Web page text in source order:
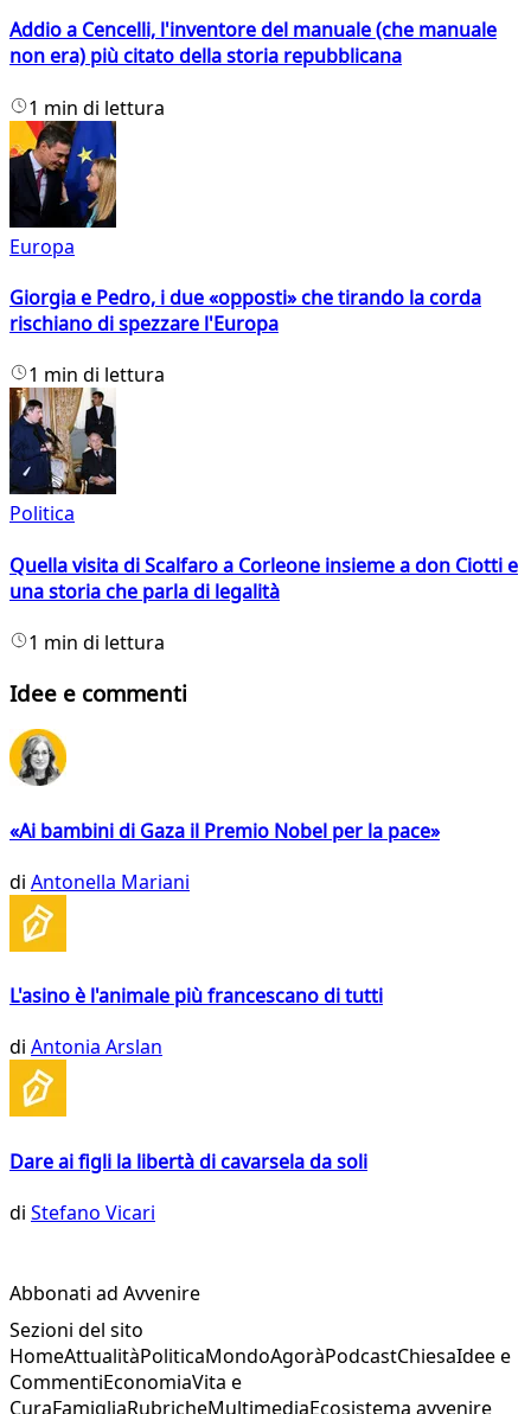
Addio a Cencelli, l'inventore del manuale (che manuale
non era) più citato della storia repubblicana
1 min di lettura
Europa
Giorgia e Pedro, i due «opposti» che tirando la corda
rischiano di spezzare l'Europa
1 min di lettura
Politica
Quella visita di Scalfaro a Corleone insieme a don Ciotti e
una storia che parla di legalità
1 min di lettura
Idee e commenti
«Ai bambini di Gaza il Premio Nobel per la pace»
di Antonella Mariani
L'asino è l'animale più francescano di tutti
di Antonia Arslan
Dare ai figli la libertà di cavarsela da soli
di Stefano Vicari
Abbonati ad Avvenire
Sezioni del sito
HomeAttualitàPoliticaMondoAgoràPodcastChiesaIdee e
CommentiEconomiaVita e
CuraFamigliaRubricheMultimediaEcosistema avvenire